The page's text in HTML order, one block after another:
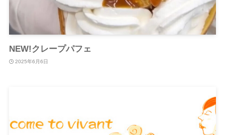
NEW!クレープパフェ
2025年6月6日